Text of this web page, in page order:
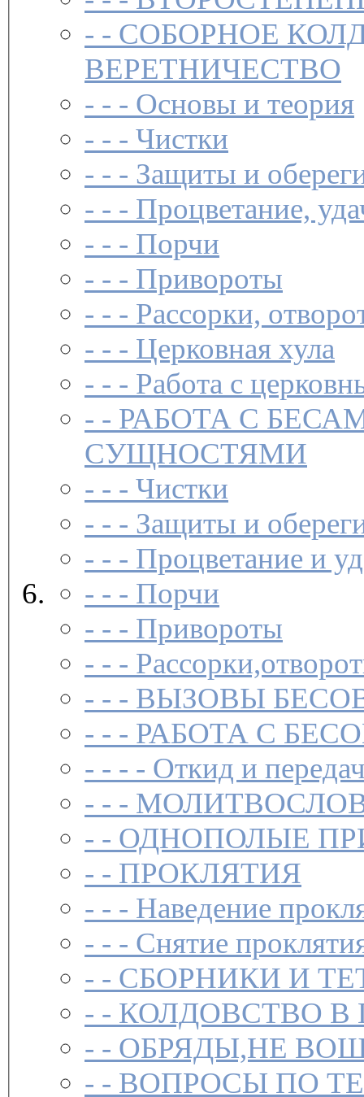
- - СОБОРНОЕ
ВЕРЕТНИЧЕСТВО
- - - Основы и теория
- - - Чистки­
- - - Защиты и
- - - Процветание,
- - - Порчи
- - - Привороты
- - - Рассорки,
- - - Церковная хула
- - - Работа с
- - РАБОТА С
СУЩНОСТЯМИ
- - - Чистки­
- - - Защиты и
- - - Процветание и
- - - Порчи
- - - Привороты
- - -
- - - ВЫЗОВЫ
- - - РАБОТА С
- - - - Откид и
- - -
- - ОДНОПОЛЫЕ
- - ПРОКЛЯТИЯ
- - - Наведение
- - - Снятие
- - СБОРНИКИ И
- - КОЛДОВСТВО В
- - ОБРЯДЫ,НЕ
- - ВОПРОСЫ ПО